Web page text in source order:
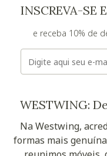
INSCREVA-SE
e receba 10% de
WESTWING:
Na Westwing,
formas mais